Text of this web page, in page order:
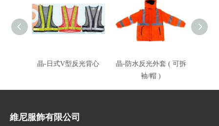
晶-日式V型反光背心
晶-防水反光外套 ( 可拆
袖/帽 )
維尼服飾有限公司